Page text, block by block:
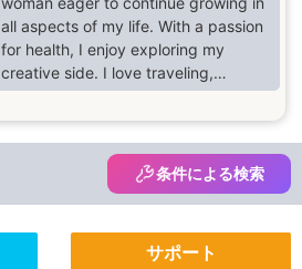
all aspects of my life. With a passion
for health, I enjoy exploring my
creative side. I love traveling,
discovering new places, going out at
night, visiting restaurants, and
connecting with nature, especially in
botanical parks. I am passionate
about self-improvement, reading
myself with people who give me
good energy. I am clear that I want
条件による検索
サポート